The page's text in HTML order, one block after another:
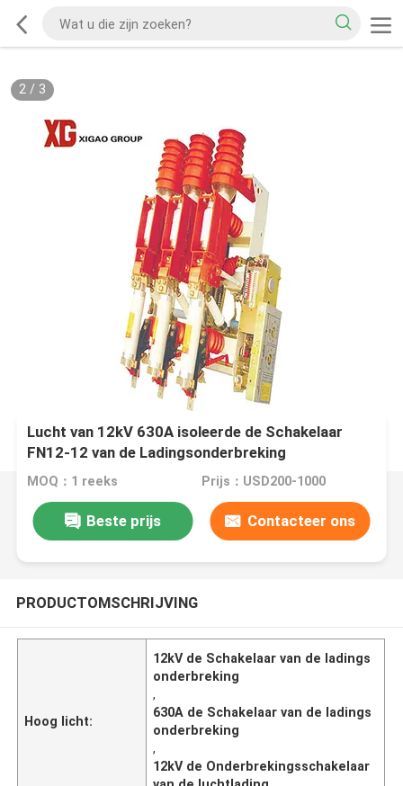
2/ 3
Lucht van 12kV 630A isoleerde de Schakelaar
FN12-12 van de Ladingsonderbreking
MOQ：1 reeks Prijs：USD200-1000
Beste prijs Contacteer ons
PRODUCTOMSCHRIJVING
Hoog licht:
12kV de Schakelaar van de ladings
onderbreking
,
630A de Schakelaar van de ladings
onderbreking
,
12kV de Onderbrekingsschakelaar